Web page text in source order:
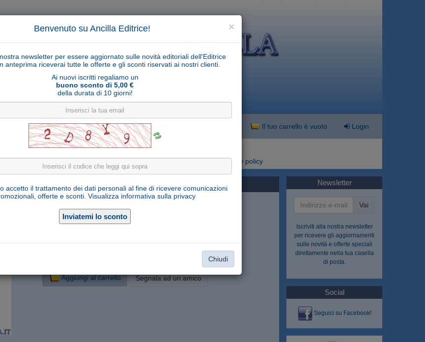
×
Benvenuto su Ancilla Editrice!
newsletter per essere aggiornato sulle novità editoriali dell'Editrice
anteprima riceverai tutte le offerte e gli sconti riservati ai nostri clienti.
Ai nuovi iscritti regaliamo un
buono sconto di 5,00 €
della durata di 10 giorni!
accetto il trattamento dei dati personali al fine di ricevere comunicazioni
offerte e sconti. Visualizza informativa sulla privacy
Chiudi
Cerca Il tuo carrello è vuoto Login
Collane libri
Articoli religiosi
Privacy policy
San Pio da Pietrelcina - sconto 10%
Formato:15 cm
Materiale:Legno d'acero dipinto a olio
Aggiungi al carrello Segnala ad un amico
Newsletter
Vai
Iscriviti alla nostra newsletter
per ricevere gli aggiornamenti
sulle novità e offerte speciali
direttamente nella tua casella
di posta.
Social
Seguici su Facebook!